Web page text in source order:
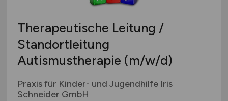
Therapeutische Leitung /
Standortleitung
Autismustherapie (m/w/d)
Praxis für Kinder- und Jugendhilfe Iris
Schneider GmbH